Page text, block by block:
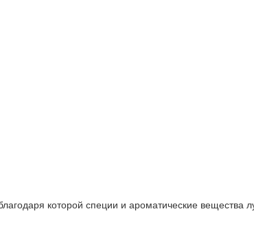
которой специи и ароматические